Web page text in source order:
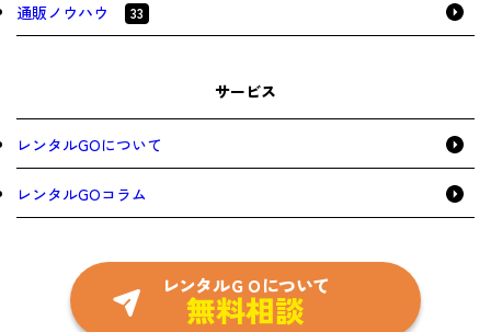
通販ノウハウ 33
サービス
レンタルGOについて
レンタルGOコラム
レンタルＧＯについて
無料相談